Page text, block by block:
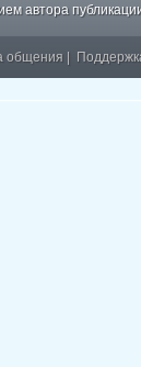
автора
общения